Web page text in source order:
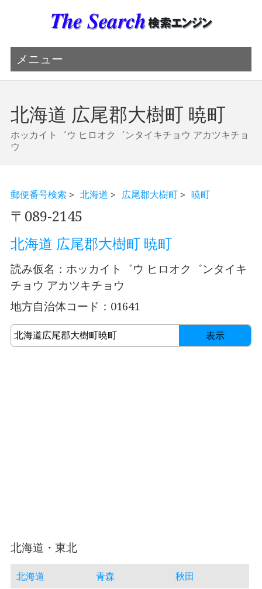
メニュー
北海道 広尾郡大樹町 暁町
ホッカイト゛ウ ヒロオク゛ンタイキチョウ アカツキチョ
ウ
郵便番号検索 > 北海道 > 広尾郡大樹町> 暁町
〒089-2145
北海道 広尾郡大樹町 暁町
読み仮名：ホッカイト゛ウ ヒロオク゛ンタイキ
チョウ アカツキチョウ
地方自治体コード：01641
表示
北海道・東北
北海道 青森 秋田